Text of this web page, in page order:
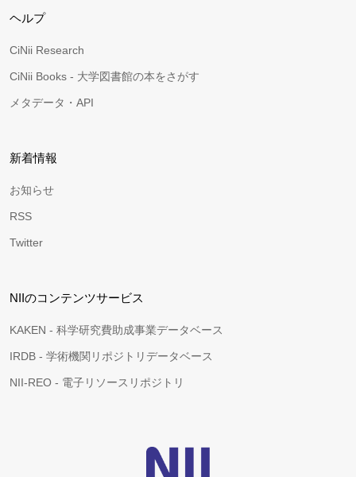
ヘルプ
CiNii Research
CiNii Books - 大学図書館の本をさがす
メタデータ・API
新着情報
お知らせ
RSS
Twitter
NIIのコンテンツサービス
KAKEN - 科学研究費助成事業データベース
IRDB - 学術機関リポジトリデータベース
NII-REO - 電子リソースリポジトリ